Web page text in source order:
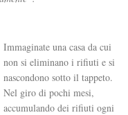
Immaginate una casa da cui
non si eliminano i rifiuti e si
nascondono sotto il tappeto.
Nel giro di pochi mesi,
accumulando dei rifiuti ogni